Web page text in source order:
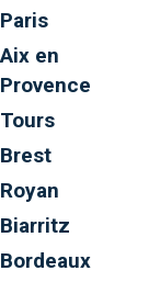
Paris
Aix en
Provence
Tours
Brest
Royan
Biarritz
Bordeaux